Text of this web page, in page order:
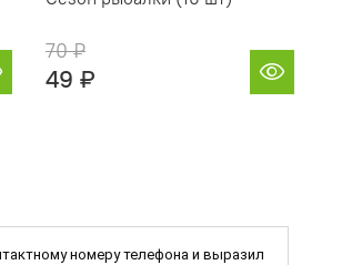
70 ₽
49 ₽
номеру телефона и выразил